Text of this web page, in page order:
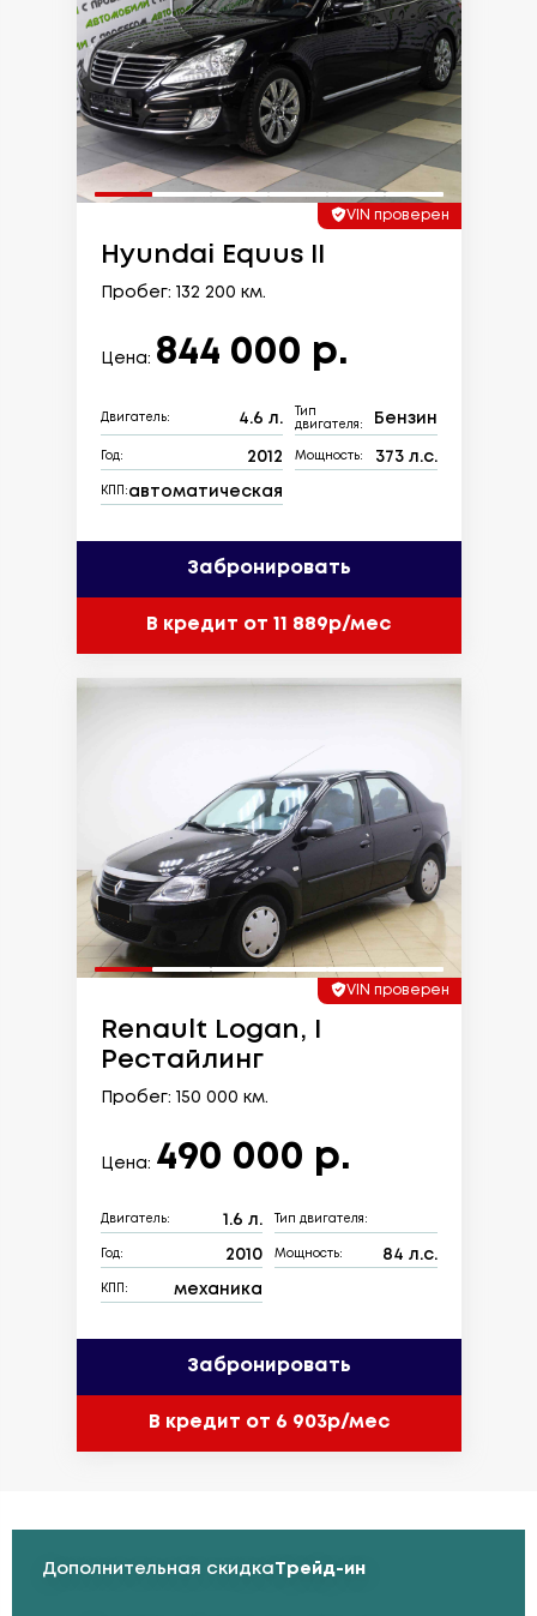
VIN проверен
Hyundai Equus II
Пробег: 132 200 км.
Цена: 844 000 р.
Двигатель: 4.6 л.
Тип
двигателя:
Бензин
Год: 2012 Мощность: 373 л.с.
КПП: автоматическая
Забронировать
В кредит от 11 889р/мес
VIN проверен
Renault Logan, I
Рестайлинг
Пробег: 150 000 км.
Цена: 490 000 р.
Двигатель: 1.6 л. Тип двигателя:
Год: 2010 Мощность: 84 л.с.
КПП: механика
Забронировать
В кредит от 6 903р/мес
Дополнительная скидкаТрейд-ин